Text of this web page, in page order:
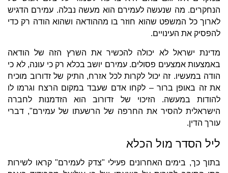
הנחקרים. מה שנעשה לעמירם הוא מעשה נבלה. עמירם הדגיש
לארוך כל המשפט שהוא חוזר בו מההודאה ושהוא הודה רק כדי
להפסיק את העינויים.
מדינת ישראל לא יכולה להכשיר את השרץ הזה של הודאה
באמצעות אמצעים פסולים. עמירם יושב בכלא רק כי עונה, לא כי
הודה במעשיו. זה יכול לקרות לכל אזרח, התיק של זדורוב מוכיח
את זה באופן ברור – לקחו אדם שעבד במקום הרצח וגרמו לו
להודות במעשה. הזיכוי של זדורוב הוא הזדמנות לחברה
הישראלית להסיר את החרפה של הרשעתו של עמירם", דברי
עורך הדין.
ליל הסדר מול הכלא
בתוך כך, בימים האחרונים פעילי "צדק לעמירם" קראו לשירות